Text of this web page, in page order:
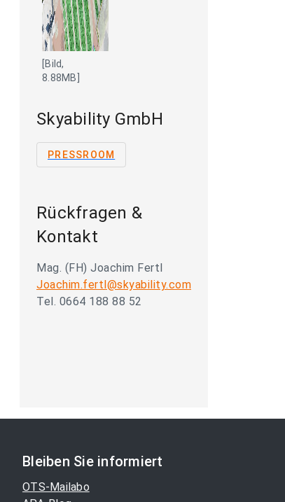
[Bild,
8.88MB]
Skyability GmbH
PRESSROOM
Rückfragen &
Kontakt
Mag. (FH) Joachim Fertl
Joachim.fertl@skyability.com
Tel. 0664 188 88 52
Bleiben Sie informiert
OTS-Mailabo